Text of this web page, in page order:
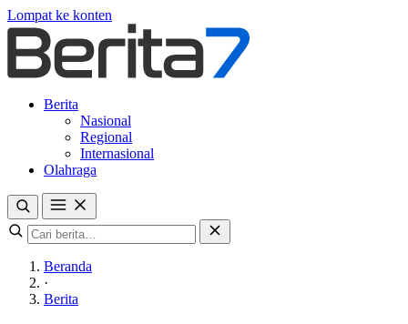
Lompat ke konten
Berita
Nasional
Regional
Internasional
Olahraga
Beranda
·
Berita